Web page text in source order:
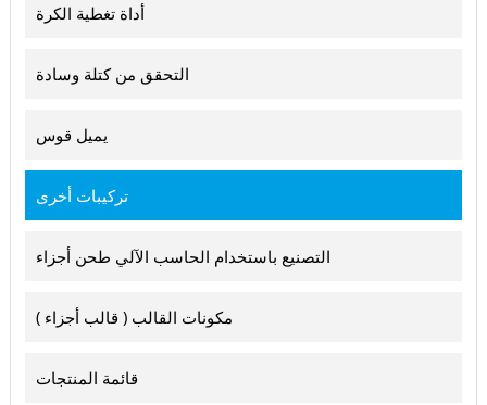
أداة تغطية الكرة
التحقق من كتلة وسادة
يميل قوس
تركيبات أخرى
التصنيع باستخدام الحاسب الآلي طحن أجزاء
مكونات القالب ( قالب أجزاء )
قائمة المنتجات